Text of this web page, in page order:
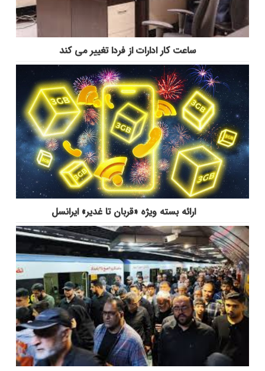
ساعت کار ادارات از فردا تغییر می کند
ارائه بسته ویژه «قربان تا غدیر» ایرانسل